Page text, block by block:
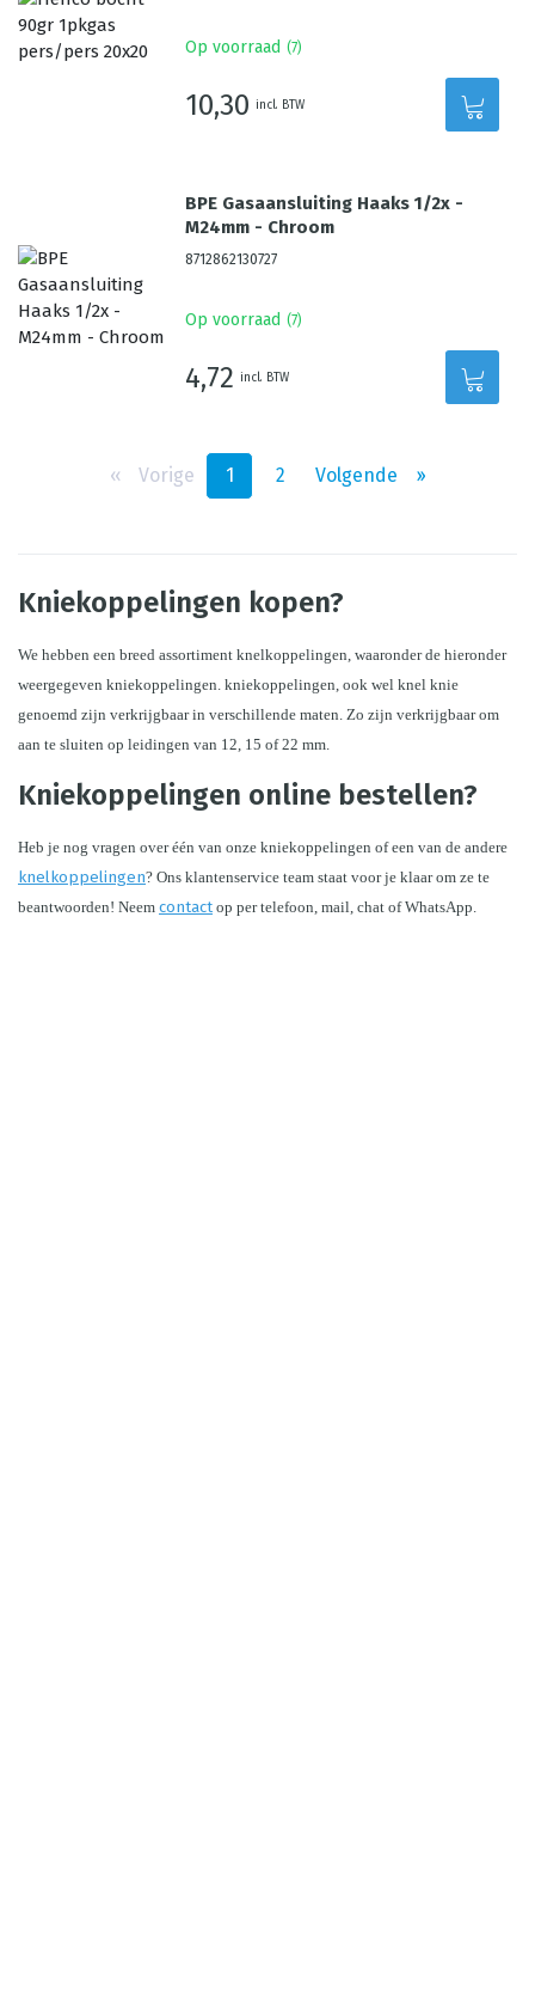
Op voorraad (7)
10,30 incl. BTW
BPE Gasaansluiting Haaks 1/2x -
M24mm - Chroom
8712862130727
Op voorraad (7)
4,72 incl. BTW
‹‹ Vorige 1 2 Volgende ››
Kniekoppelingen kopen?
We hebben een breed assortiment knelkoppelingen, waaronder de hieronder
weergegeven kniekoppelingen. kniekoppelingen, ook wel knel knie
genoemd zijn verkrijgbaar in verschillende maten. Zo zijn verkrijgbaar om
aan te sluiten op leidingen van 12, 15 of 22 mm.
Kniekoppelingen online bestellen?
knelkoppelingen? Ons klantenservice team staat voor je klaar om ze te
beantwoorden! Neem contact op per telefoon, mail, chat of WhatsApp.